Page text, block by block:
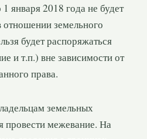
января 2018 года не будет
земельного
будет распоряжаться
и т.п.) вне зависимости от
права.
земельных
провести межевание. На